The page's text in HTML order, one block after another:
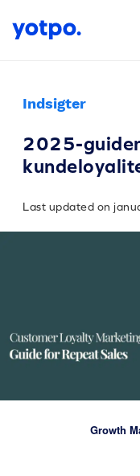
Indsigter
2025-
Last updated on
Growth